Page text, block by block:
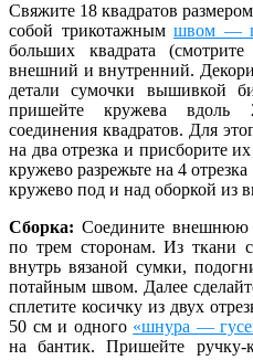
Свяжите 18 квадратов
собой трикотажным швом —
больших квадрата
внешний и внутренний.
детали сумочки вышивкой
пришейте кружева вдоль
соединения квадратов. Для
на два отрезка и присборите
кружево разрежьте на 4
кружево под и над оборкой из
Сборка: Соедините внешнюю
по трем сторонам. Из ткани
внутрь вязаной сумки,
потайным швом. Далее
сплетите косичку из двух
50 см и одного «шнура —
на бантик. Пришейте ручку-